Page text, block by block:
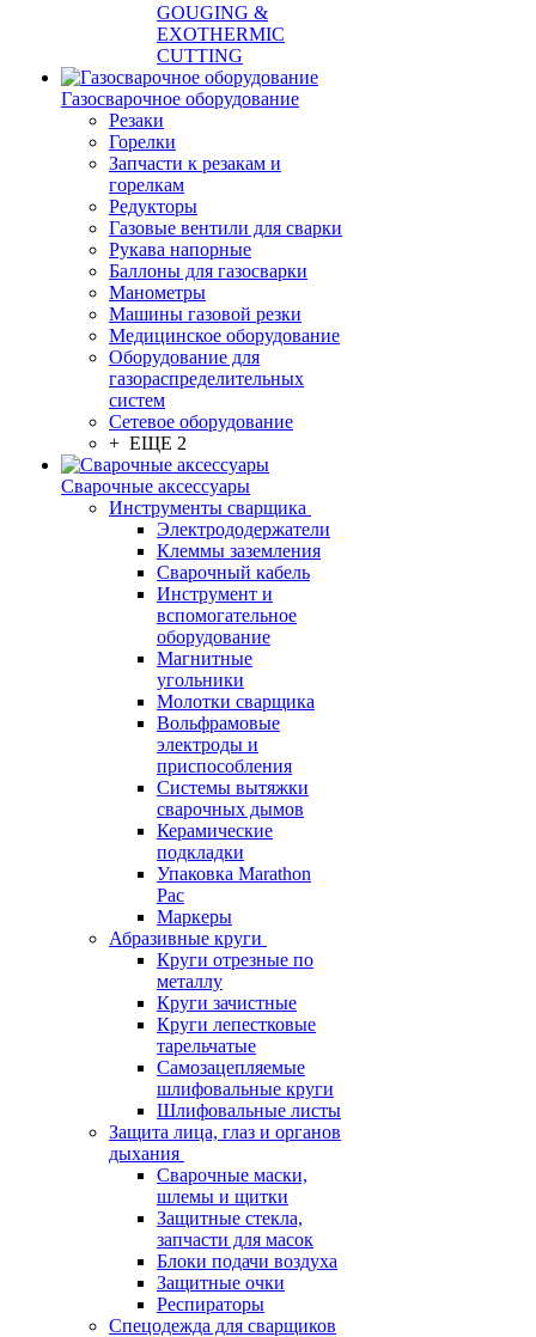
GOUGING &
EXOTHERMIC
CUTTING
Газосварочное оборудование
Резаки
Горелки
Запчасти к резакам и
горелкам
Редукторы
Газовые вентили для сварки
Рукава напорные
Баллоны для газосварки
Манометры
Машины газовой резки
Медицинское оборудование
Оборудование для
газораспределительных
систем
Сетевое оборудование
+ ЕЩЕ 2
Сварочные аксессуары
Инструменты сварщика
Электрододержатели
Клеммы заземления
Сварочный кабель
Инструмент и
вспомогательное
оборудование
Магнитные
угольники
Молотки сварщика
Вольфрамовые
электроды и
приспособления
Системы вытяжки
сварочных дымов
Керамические
подкладки
Упаковка Marathon
Pac
Маркеры
Абразивные круги
Круги отрезные по
металлу
Круги зачистные
Круги лепестковые
тарельчатые
Самозацепляемые
шлифовальные круги
Шлифовальные листы
Защита лица, глаз и органов
дыхания
Сварочные маски,
шлемы и щитки
Защитные стекла,
запчасти для масок
Блоки подачи воздуха
Защитные очки
Респираторы
Спецодежда для сварщиков